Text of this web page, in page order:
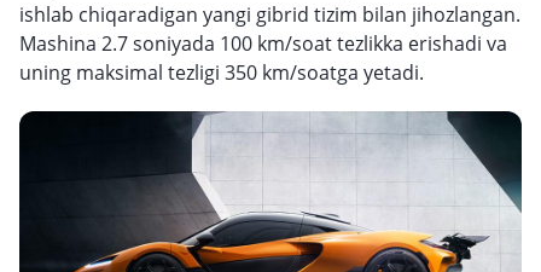
ishlab chiqaradigan yangi gibrid tizim bilan jihozlangan.
Mashina 2.7 soniyada 100 km/soat tezlikka erishadi va
uning maksimal tezligi 350 km/soatga yetadi.